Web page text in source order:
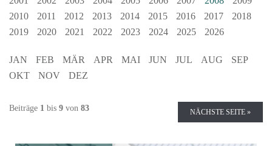
2010
2011 2012 2013 2014 2015 2016 2017
2018
2019
2020 2021 2022 2023 2024 2025 2026
JAN FEB MÄR APR MAI JUN JUL AUG
SEP
OKT
NOV DEZ
Beiträge 1 bis 9 von 83 NÄCHSTE SEITE »